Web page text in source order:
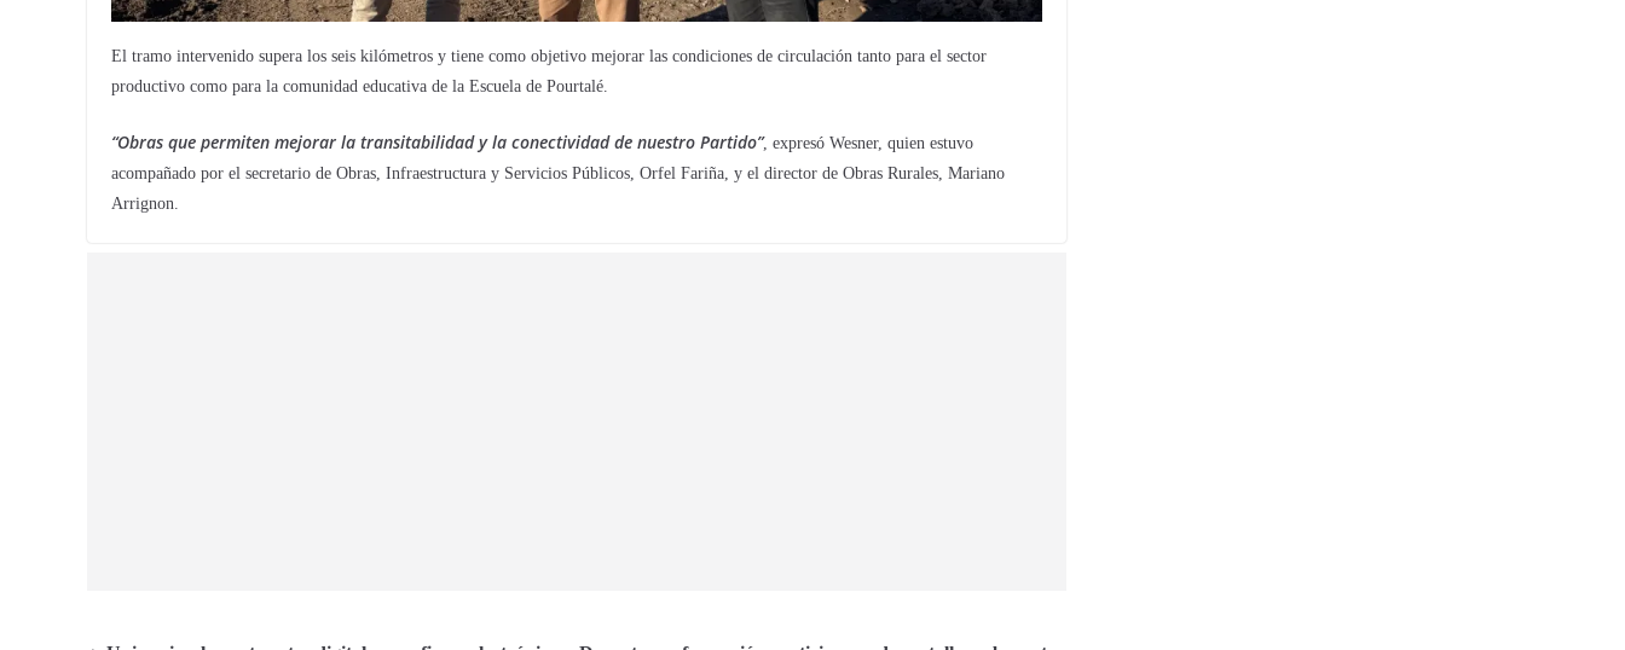
El tramo intervenido supera los seis kilómetros y tiene como objetivo mejorar las condiciones de circulación tanto para el sector
productivo como para la comunidad educativa de la Escuela de Pourtalé.
“Obras que permiten mejorar la transitabilidad y la conectividad de nuestro Partido”, expresó Wesner, quien estuvo
acompañado por el secretario de Obras, Infraestructura y Servicios Públicos, Orfel Fariña, y el director de Obras Rurales, Mariano
Arrignon.